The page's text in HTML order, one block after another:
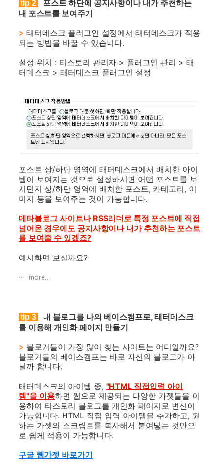
tip 2
포스트 하단에 공지사항이나 내가 추천하는
내 포스트를 보여주기
> 태터데스크 플러그인 설정에서 태터데스크가 적용
되는 방법을 바꿀 수 있습니다.
설정 위치 : 티스토리 관리자 > 플러그인 관리 > 태
터데스크 > 태터데스크 플러그인 설정
포스트 상/하단 영역에 태터데스크에서 배치한 아이
템이 보여지는 것으로 설정하시면 어떤 포스트를 보
시던지 상/하단 영역에 배치한 포스트, 카테고리, 이
미지 등을 보여주는 것이 가능합니다.
메타블로그 사이트나 RSS리더로 특정 포스트에 직접
넘어온 경우에도 공지사항이나 내가 추천하는 포스트
를 보여줄 수 있겠죠?
예시화면 보실까요?
more..
tip 3
내 블로그를 나의 베이스캠프로, 태터데스크
를 이용해 개인화 페이지 만들기
> 블로거들이 가장 많이 찾는 사이트는 어디일까요?
블로거들의 베이스캠프는 바로 자신의 블로그가 아
닐까 합니다.
태터데스크의 아이템 중, "HTML 직접입력 아이
템"을 이용하면 웹으로 제공되는 다양한 가젯들을 이
용하여 티스토리 블로그를 개인화 페이지로 변신이
가능합니다. HTML 직접 입력 아이템을 추가하고, 원
하는 가젯의 스크립트를 복사해서 붙여넣는 것만으
로 쉽게 적용이 가능합니다.
구글 웹가젯 바로가기